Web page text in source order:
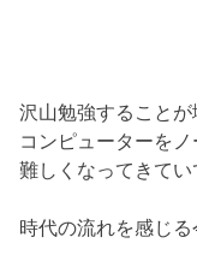
沢山勉強すること
コンピューターを
難しくなってきてい
時代の流れを感じる